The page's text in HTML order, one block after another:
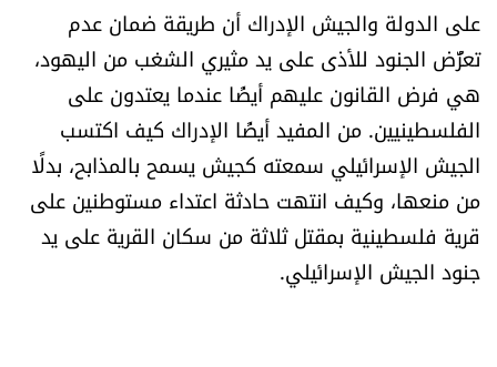
على الدولة والجيش الإدراك أن طريقة ضمان عدم
تعرُّض الجنود للأذى على يد مثيري الشغب من اليهود،
هي فرض القانون عليهم أيضًا عندما يعتدون على
الفلسطينيين. من المفيد أيضًا الإدراك كيف اكتسب
الجيش الإسرائيلي سمعته كجيش يسمح بالمذابح، بدلًا
من منعها، وكيف انتهت حادثة اعتداء مستوطنين على
قرية فلسطينية بمقتل ثلاثة من سكان القرية على يد
جنود الجيش الإسرائيلي.